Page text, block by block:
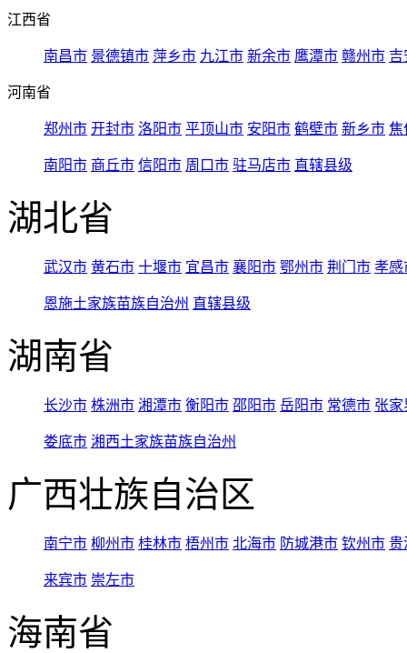
江西省
南昌市 景德镇市 萍乡市 九江市 新余市 鹰潭市 赣州市 吉
河南省
郑州市 开封市 洛阳市 平顶山市 安阳市 鹤壁市 新乡市 焦
南阳市 商丘市 信阳市 周口市 驻马店市 直辖县级
湖北省
武汉市 黄石市 十堰市 宜昌市 襄阳市 鄂州市 荆门市 孝感
恩施土家族苗族自治州 直辖县级
湖南省
长沙市 株洲市 湘潭市 衡阳市 邵阳市 岳阳市 常德市 张家
娄底市 湘西土家族苗族自治州
广西壮族自治区
南宁市 柳州市 桂林市 梧州市 北海市 防城港市 钦州市 贵
来宾市 崇左市
海南省